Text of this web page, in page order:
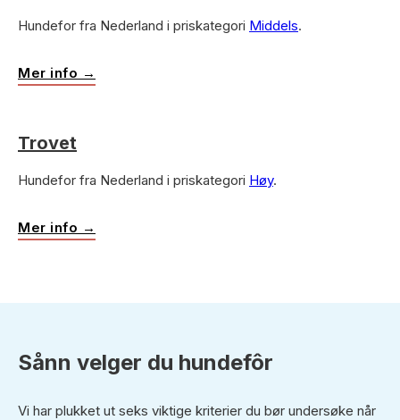
Hundefor fra Nederland i priskategori Middels.
Mer info →
Trovet
Hundefor fra Nederland i priskategori Høy.
Mer info →
Sånn velger du hundefôr
Vi har plukket ut seks viktige kriterier du bør undersøke når